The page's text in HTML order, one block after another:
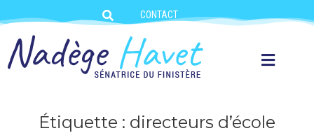
CONTACT
Étiquette : directeurs d’école